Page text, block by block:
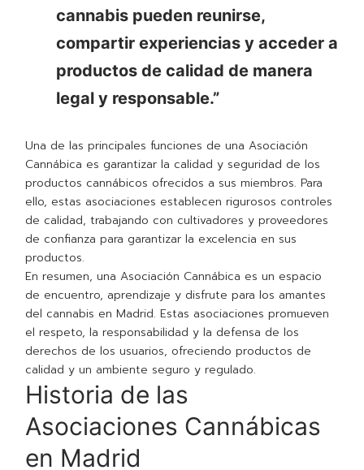
cannabis pueden reunirse,
compartir experiencias y acceder a
productos de calidad de manera
legal y responsable.”
Una de las principales funciones de una Asociación
Cannábica es garantizar la calidad y seguridad de los
productos cannábicos ofrecidos a sus miembros. Para
ello, estas asociaciones establecen rigurosos controles
de calidad, trabajando con cultivadores y proveedores
de confianza para garantizar la excelencia en sus
productos.
En resumen, una Asociación Cannábica es un espacio
de encuentro, aprendizaje y disfrute para los amantes
del cannabis en Madrid. Estas asociaciones promueven
el respeto, la responsabilidad y la defensa de los
derechos de los usuarios, ofreciendo productos de
calidad y un ambiente seguro y regulado.
Historia de las
Asociaciones Cannábicas
en Madrid